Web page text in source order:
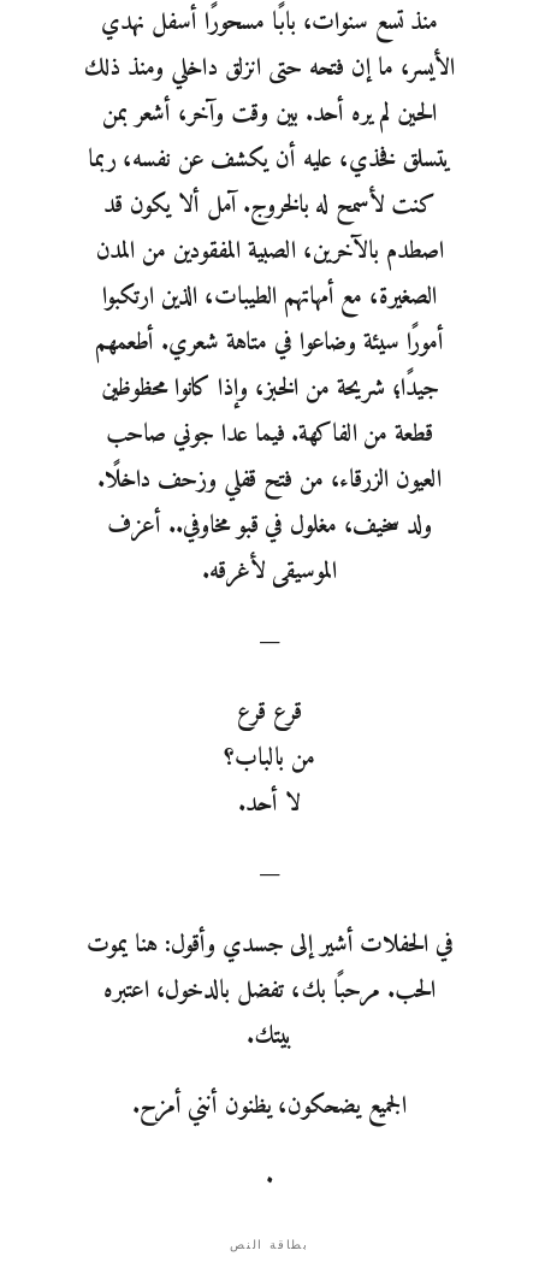
منذ تسع سنوات، بابًا مسحورًا أسفل نهدي
الأيسر، ما إن فتحه حتى انزلق داخلي ومنذ ذلك
الحين لم يره أحد. بين وقت وآخر، أشعر بمن
يتسلق فخذي، عليه أن يكشف عن نفسه، ربما
كنت لأسمح له بالخروج. آمل ألا يكون قد
اصطدم بالآخرين، الصبية المفقودين من المدن
الصغيرة، مع أمهاتهم الطيبات، الذين ارتكبوا
أمورًا سيئة وضاعوا في متاهة شعري. أطعمهم
جيدًا؛ شريحة من الخبز، وإذا كانوا محظوظين
قطعة من الفاكهة. فيما عدا جوني صاحب
العيون الزرقاء، من فتح قفلي وزحف داخلًا.
ولد سخيف، مغلول في قبو مخاوفي.. أعزف
الموسيقى لأغرقه.
—
قرع قرع
من بالباب؟
لا أحد.
—
في الحفلات أشير إلى جسدي وأقول: هنا يموت
الحب. مرحبًا بك، تفضل بالدخول، اعتبره
بيتك.
الجميع يضحكون، يظنون أنني أمزح.
.
بطاقة النص